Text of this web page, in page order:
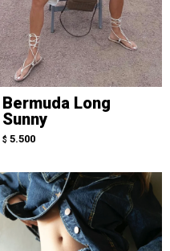
Bermuda Long
Sunny
$ 5.500